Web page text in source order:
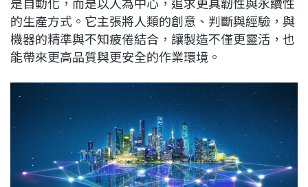
o
k
s
I
n
n
k
的生產方式。它主張將人類的創意、判斷與經驗，與
機器的精準與不知疲倦結合，讓製造不僅更靈活，也
能帶來更高品質與更安全的作業環境。